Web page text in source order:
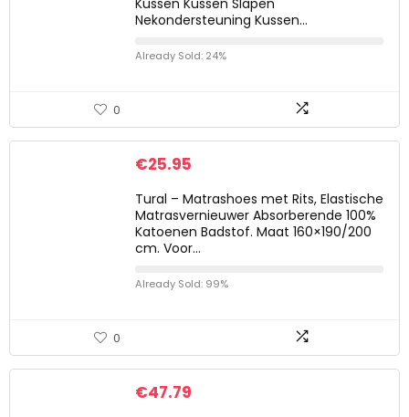
Kussen Kussen Slapen
Nekondersteuning Kussen…
Already Sold: 24%
0
€25.95
Tural – Matrashoes met Rits, Elastische
Matrasvernieuwer Absorberende 100%
Katoenen Badstof. Maat 160×190/200
cm. Voor…
Already Sold: 99%
0
€47.79